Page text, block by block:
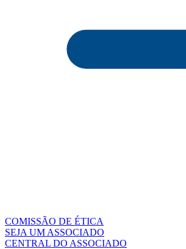
COMISSÃO DE ÉTICA
SEJA UM ASSOCIADO
CENTRAL DO ASSOCIADO